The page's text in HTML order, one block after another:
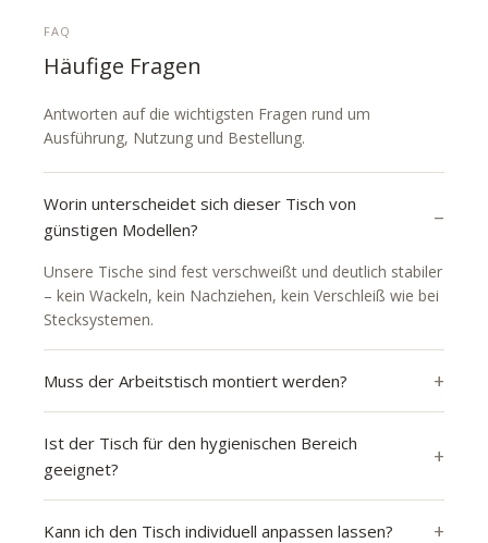
FAQ
Häufige Fragen
Antworten auf die wichtigsten Fragen rund um
Ausführung, Nutzung und Bestellung.
Worin unterscheidet sich dieser Tisch von
günstigen Modellen?
Unsere Tische sind fest verschweißt und deutlich stabiler
– kein Wackeln, kein Nachziehen, kein Verschleiß wie bei
Stecksystemen.
Muss der Arbeitstisch montiert werden?
Ist der Tisch für den hygienischen Bereich
geeignet?
Kann ich den Tisch individuell anpassen lassen?